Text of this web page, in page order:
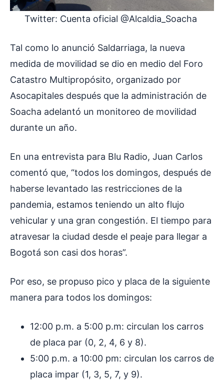
Twitter: Cuenta oficial @Alcaldia_Soacha
Tal como lo anunció Saldarriaga, la nueva
medida de movilidad se dio en medio del Foro
Catastro Multipropósito, organizado por
Asocapitales después que la administración de
Soacha adelantó un monitoreo de movilidad
durante un año.
En una entrevista para Blu Radio, Juan Carlos
comentó que, “todos los domingos, después de
haberse levantado las restricciones de la
pandemia, estamos teniendo un alto flujo
vehicular y una gran congestión. El tiempo para
atravesar la ciudad desde el peaje para llegar a
Bogotá son casi dos horas”.
Por eso, se propuso pico y placa de la siguiente
manera para todos los domingos:
12:00 p.m. a 5:00 p.m: circulan los carros
de placa par (0, 2, 4, 6 y 8).
5:00 p.m. a 10:00 pm: circulan los carros de
placa impar (1, 3, 5, 7, y 9).